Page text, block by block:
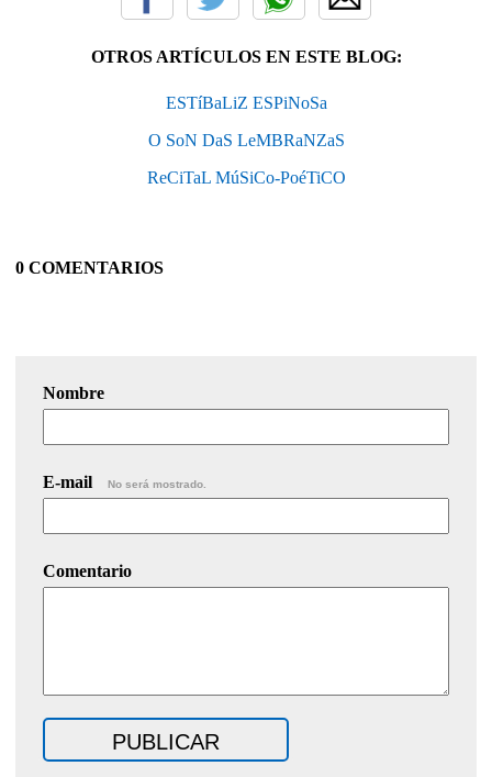
OTROS ARTÍCULOS EN ESTE BLOG:
ESTíBaLiZ ESPiNoSa
O SoN DaS LeMBRaNZaS
ReCiTaL MúSiCo-PoéTiCO
0 COMENTARIOS
Nombre
E-mail No será mostrado.
Comentario